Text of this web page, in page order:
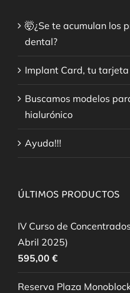
🤯¿Se te acumulan los
dental?
Implant Card, tu
Buscamos modelos
hialurónico
Ayuda!!!
ÚLTIMOS PRODUCTOS
IV Curso de
Abril 2025)
595,00 €
Reserva Plaza